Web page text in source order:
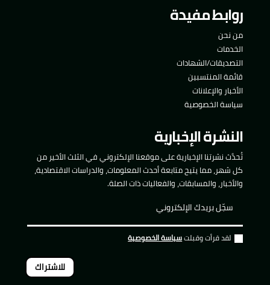
روابط مفيدة
من نحن
الخدمات
التصديقات/الشهادات
قائمة المنتسبين
الأخبار والإعلانات
سياسة الخصوصية
النشرة الإخبارية
تُحدَّث نشرتنا الإخبارية على موقعنا الإلكتروني في الثلث الأخير من
كل شهر، مما يتيح متابعة أحدث المعلومات، والدراسات الاقتصادية،
والأخبار، والمسابقات، والفعاليات ذات الصلة.
لقد قرأت وقبلتسياسة الخصوصية
للاشتراك